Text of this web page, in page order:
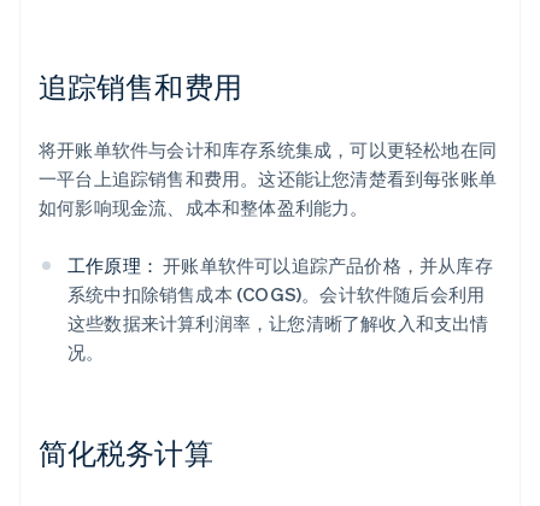
追踪销售和费用
将开账单软件与会计和库存系统集成，可以更轻松地在同
一平台上追踪销售和费用。这还能让您清楚看到每张账单
如何影响现金流、成本和整体盈利能力。
工作原理： 开账单软件可以追踪产品价格，并从库存
系统中扣除销售成本 (COGS)。会计软件随后会利用
这些数据来计算利润率，让您清晰了解收入和支出情
况。
简化税务计算